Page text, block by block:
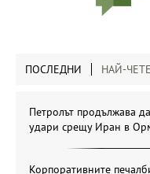
ПОСЛЕДНИ НАЙ-
Петролът продължава
удари срещу Иран в
Корпоративните